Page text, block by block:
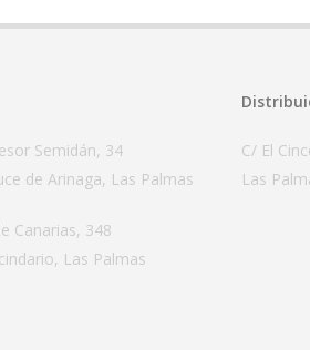
Semidán, 34
de Arinaga, Las Palmas
Canarias, 348
Las Palmas
C/ El
Las